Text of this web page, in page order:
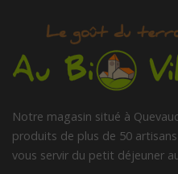
Notre magasin situé à
produits de plus de 50
vous servir du petit déjeuner